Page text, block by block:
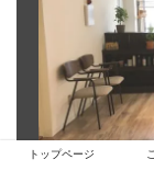
トップページ